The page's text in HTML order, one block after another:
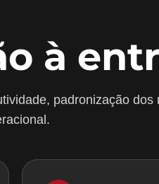
à
padronização dos